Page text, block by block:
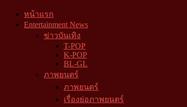
หน้าแรก
Entertainment News
ข่าวบันเทิง
T-POP
K-POP
BL-GL
ภาพยนตร์
ภาพยนตร์
เรื่องย่อภาพยนตร์